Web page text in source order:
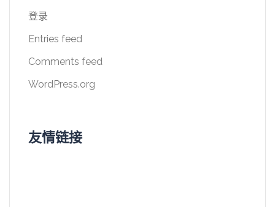
登录
Entries feed
Comments feed
WordPress.org
友情链接